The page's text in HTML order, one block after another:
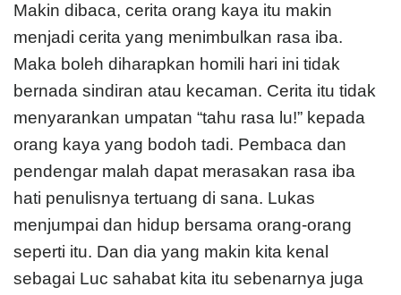
Makin dibaca, cerita orang kaya itu makin
menjadi cerita yang menimbulkan rasa iba.
Maka boleh diharapkan homili hari ini tidak
bernada sindiran atau kecaman. Cerita itu tidak
menyarankan umpatan “tahu rasa lu!” kepada
orang kaya yang bodoh tadi. Pembaca dan
pendengar malah dapat merasakan rasa iba
hati penulisnya tertuang di sana. Lukas
menjumpai dan hidup bersama orang-orang
seperti itu. Dan dia yang makin kita kenal
sebagai Luc sahabat kita itu sebenarnya juga